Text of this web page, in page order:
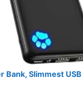
Bank, Slimmest